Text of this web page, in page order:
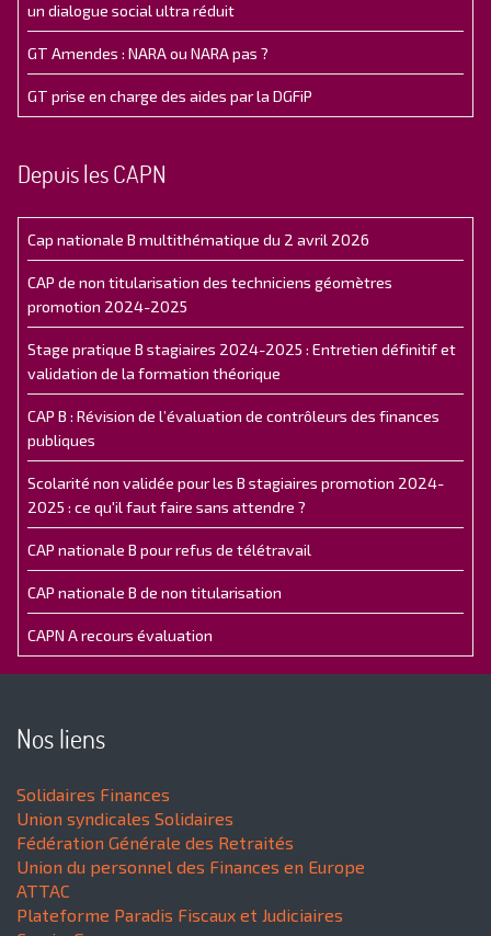
un dialogue social ultra réduit
GT Amendes : NARA ou NARA pas ?
GT prise en charge des aides par la DGFiP
Depuis les CAPN
Cap nationale B multithématique du 2 avril 2026
CAP de non titularisation des techniciens géomètres
promotion 2024-2025
Stage pratique B stagiaires 2024-2025 : Entretien définitif et
validation de la formation théorique
CAP B : Révision de l’évaluation de contrôleurs des finances
publiques
Scolarité non validée pour les B stagiaires promotion 2024-
2025 : ce qu'il faut faire sans attendre ?
CAP nationale B pour refus de télétravail
CAP nationale B de non titularisation
CAPN A recours évaluation
Nos liens
Solidaires Finances
Union syndicales Solidaires
Fédération Générale des Retraités
Union du personnel des Finances en Europe
ATTAC
Plateforme Paradis Fiscaux et Judiciaires